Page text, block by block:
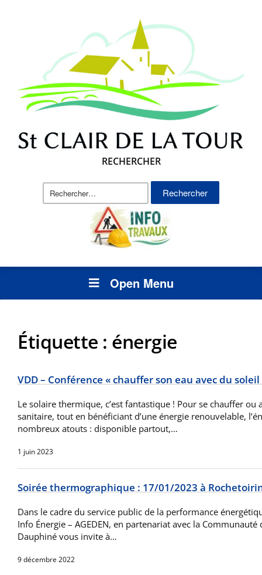
RECHERCHER
Rechercher :
Open Menu
Étiquette : énergie
VDD – Conférence « chauffer son eau avec du soleil
Le solaire thermique, c’est fantastique ! Pour se chauffer ou
sanitaire, tout en bénéficiant d’une énergie renouvelable,
nombreux atouts : disponible partout,…
1 juin 2023
Soirée thermographique : 17/01/2023 à
Dans le cadre du service public de la performance
Info Énergie – AGEDEN, en partenariat avec la
Dauphiné vous invite à…
9 décembre 2022